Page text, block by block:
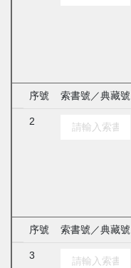
序號 索書號／典藏號
2
序號 索書號／典藏號
3